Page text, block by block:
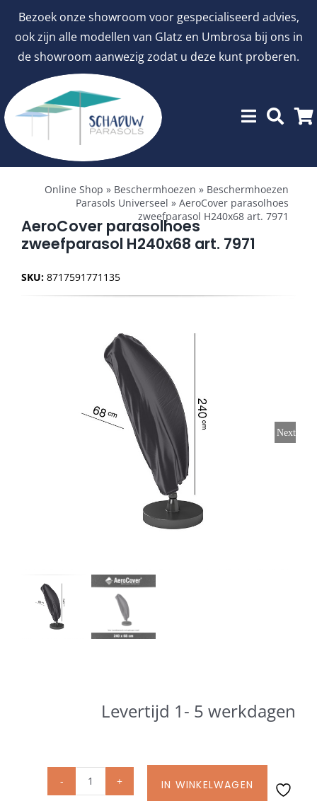
Bezoek onze showroom voor gespecialiseerd advies,
ook zijn alle modellen van Glatz en Umbrosa bij ons in
de showroom aanwezig zodat u deze kunt proberen.
inhoud
Toggle
Navigation
aanbiedingen
Muurparasols
Balkonklemmen
Beschermhoezen
Glatz parasoldoeken
Online Shop » Beschermhoezen » Beschermhoezen
Parasols Universeel » AeroCover parasolhoes
zweefparasol H240x68 art. 7971
AeroCover parasolhoes
zweefparasol H240x68 art. 7971
SKU: 8717591771135
Next
Levertijd 1- 5 werkdagen
AeroCover
IN WINKELWAGEN